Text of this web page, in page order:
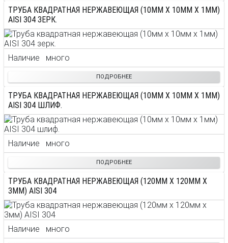
ТРУБА КВАДРАТНАЯ НЕРЖАВЕЮЩАЯ (10ММ X 10ММ X 1ММ)
AISI 304 ЗЕРК.
Наличие много
ПОДРОБНЕЕ
ТРУБА КВАДРАТНАЯ НЕРЖАВЕЮЩАЯ (10ММ X 10ММ X 1ММ)
AISI 304 ШЛИФ.
Наличие много
ПОДРОБНЕЕ
ТРУБА КВАДРАТНАЯ НЕРЖАВЕЮЩАЯ (120ММ X 120ММ X
3ММ) AISI 304
Наличие много